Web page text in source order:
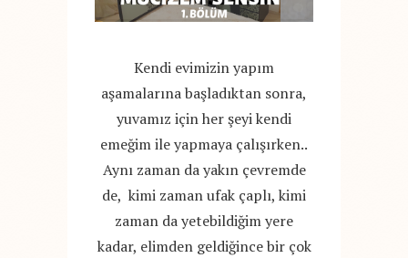
Kendi evimizin yapım
aşamalarına başladıktan sonra,
yuvamız için her şeyi kendi
emeğim ile yapmaya çalışırken..
Aynı zaman da yakın çevremde
de, kimi zaman ufak çaplı, kimi
zaman da yetebildiğim yere
kadar, elimden geldiğince bir çok